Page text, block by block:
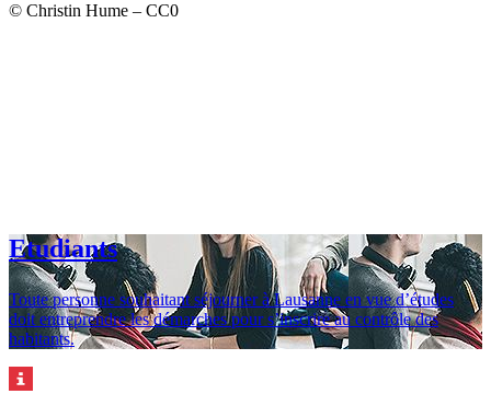
© Christin Hume – CC0
Etudiants
Toute personne souhaitant séjourner à Lausanne en vue d’études
doit entreprendre les démarches pour s’inscrire au contrôle des
habitants.